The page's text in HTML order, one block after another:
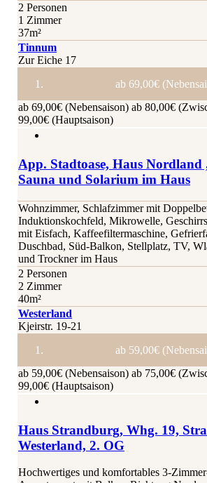
2 Personen
1 Zimmer
37m²
Tinnum
Zur Eiche 17
ab 69,00€
ab 69,00€ (Nebensaison) ab 80,00€
99,00€ (Hauptsaison)
App. Stadtoase, Haus Nordland
Sauna und Solarium im Haus
Wohnzimmer, Schlafzimmer mit
Induktionskochfeld, Mikrowelle,
mit Eisfach, Kaffeefiltermaschine,
Duschbad, Süd-Balkon, Stellplatz, TV,
und Trockner im Haus
2 Personen
2 Zimmer
40m²
Westerland
Kjeirstr. 19-21
ab 59,00€
ab 59,00€ (Nebensaison) ab 75,00€
99,00€ (Hauptsaison)
Haus Strandburg, Whg. 19,
Westerland, 2. OG
Hochwertiges und komfortables 3-